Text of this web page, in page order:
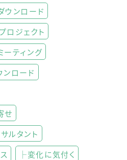
ウンロード
ロジェクト
ーティング
ンロード
せ
ルタント
├変化に気付く